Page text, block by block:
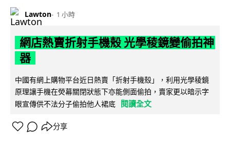
Lawton 1 小時
網店熱賣折射手機殼 光學稜鏡變偷拍神
器
中國有網上購物平台近日熱賣「折射手機殼」，利用光學稜鏡
原理讓手機在熒幕關閉狀態下亦能側面偷拍，賣家更以暗示字
眼宣傳供不法分子偷拍他人裙底 閱讀全文
分享